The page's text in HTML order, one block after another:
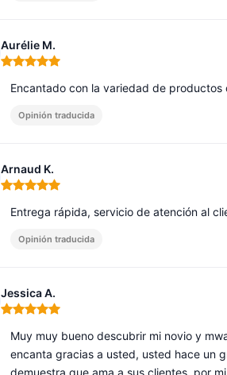
Aurélie M.
Nota: 5 de 5
Encantado con la variedad de
Opinión traducida
Arnaud K.
Nota: 5 de 5
Entrega rápida, servicio de atención al
Opinión traducida
Jessica A.
Nota: 5 de 5
Muy muy bueno descubrir mi novio y
encanta gracias a usted, usted hace un